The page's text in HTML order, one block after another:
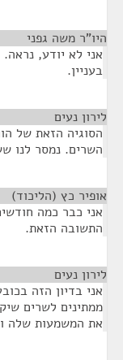
היו"ר משה גפני
אני לא יודע,
בעניין.
לירון נעים
הסוגיה הזאת של
השרים. נמסר לנו
אופיר כץ (הליכוד)
אני כבר כמה
התשובה הזאת.
לירון נעים
אני בדיון הזה
ממתינים לשרים
את המשמעות שלה